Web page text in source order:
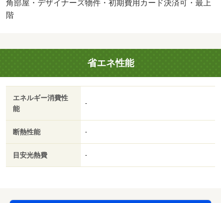
角部屋・デザイナーズ物件・初期費用カード決済可・最上
階
省エネ性能
エネルギー消費性
能
-
断熱性能 -
目安光熱費 -